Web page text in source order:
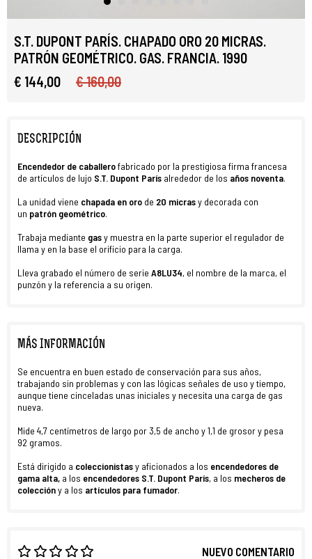
S.T. DUPONT PARÍS. CHAPADO ORO 20 MICRAS.
PATRÓN GEOMÉTRICO. GAS. FRANCIA. 1990
€ 144,00
€ 160,00
DESCRIPCIÓN
Encendedor de caballerofabricado por la prestigiosa firma francesa
de artículos de lujo S.T. Dupont París alrededor de los años noventa.
La unidad viene chapada en oro de 20 micrasy decorada con
un patrón geométrico.
Trabaja mediante gasy muestra en la parte superior el regulador de
llama y en la base el orificio para la carga.
Lleva grabado el número de serie A8LU34, el nombre de la marca, el
punzón y la referencia a su origen.
MÁS INFORMACIÓN
Se encuentra en buen estado de conservación para sus años,
trabajando sin problemas y con las lógicas señales de uso y tiempo,
aunque tiene cinceladas unas iniciales y necesita una carga de gas
nueva.
Mide 4,7 centímetros de largo por 3,5 de ancho y 1,1 de grosor y pesa
92 gramos.
Está dirigido a coleccionistasy aficionados a los encendedores de
gama alta, a los encendedores S.T. Dupont París, a los mecheros de
coleccióny a los artículos para fumador.
NUEVO COMENTARIO